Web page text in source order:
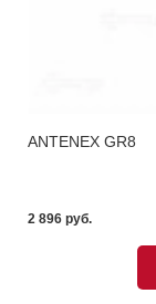
ANTENEX GR8
2 896 pуб.